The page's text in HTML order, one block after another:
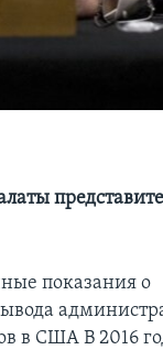
показания о
в США В 2016